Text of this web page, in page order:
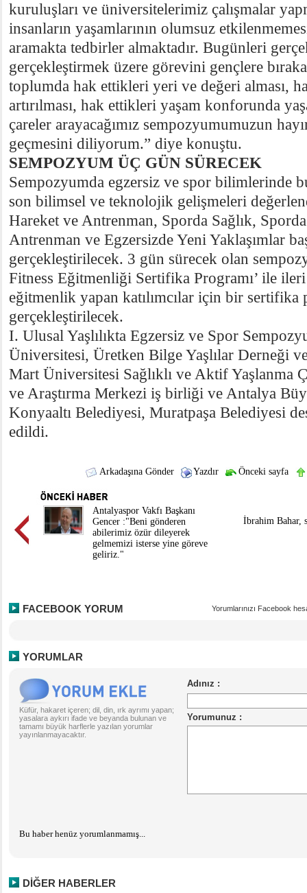
kuruluşları ve üniversitelerimiz çalışmalar
insanların yaşamlarının olumsuz
aramakta tedbirler almaktadır. Bugünleri
gerçekleştirmek üzere görevini gençlere
toplumda hak ettikleri yeri ve değeri alması,
artırılması, hak ettikleri yaşam konforunda
çareler arayacağımız sempozyumumuzun
geçmesini diliyorum.” diye konuştu.
SEMPOZYUM ÜÇ GÜN SÜRECEK
Sempozyumda egzersiz ve spor bilimlerinde
son bilimsel ve teknolojik gelişmeleri
Hareket ve Antrenman, Sporda Sağlık,
Antrenman ve Egzersizde Yeni Yaklaşımlar
gerçekleştirilecek. 3 gün sürecek olan
Fitness Eğitmenliği Sertifika Programı’ ile
eğitmenlik yapan katılımcılar için bir sertifika
gerçekleştirilecek.
I. Ulusal Yaşlılıkta Egzersiz ve Spor
Üniversitesi, Üretken Bilge Yaşlılar Derneği
Mart Üniversitesi Sağlıklı ve Aktif Yaşlanma
ve Araştırma Merkezi iş birliği ve Antalya
Konyaaltı Belediyesi, Muratpaşa Belediyesi
edildi.
Arkadaşına Gönder Yazdır Önceki sayfa
​Antalyaspor Vakfı Başkanı
Gencer :"Beni gönderen
abilerimiz özür dileyerek
gelmemizi isterse yine göreve
geliriz."
İbrahim Bahar,
FACEBOOK YORUM Yorumlarınızı Facebook
YORUMLAR
Küfür, hakaret içeren; dil, din, ırk ayrımı yapan;
yasalara aykırı ifade ve beyanda bulunan ve
tamamı büyük harflerle yazılan yorumlar
yayınlanmayacaktır.
Bu haber henüz yorumlanmamış...
DİĞER HABERLER